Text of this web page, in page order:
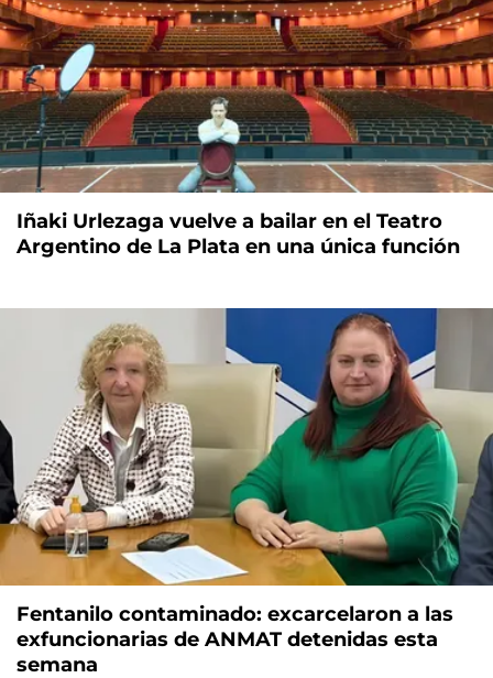
Iñaki Urlezaga vuelve a bailar en el Teatro
Argentino de La Plata en una única función
Fentanilo contaminado: excarcelaron a las
exfuncionarias de ANMAT detenidas esta
semana